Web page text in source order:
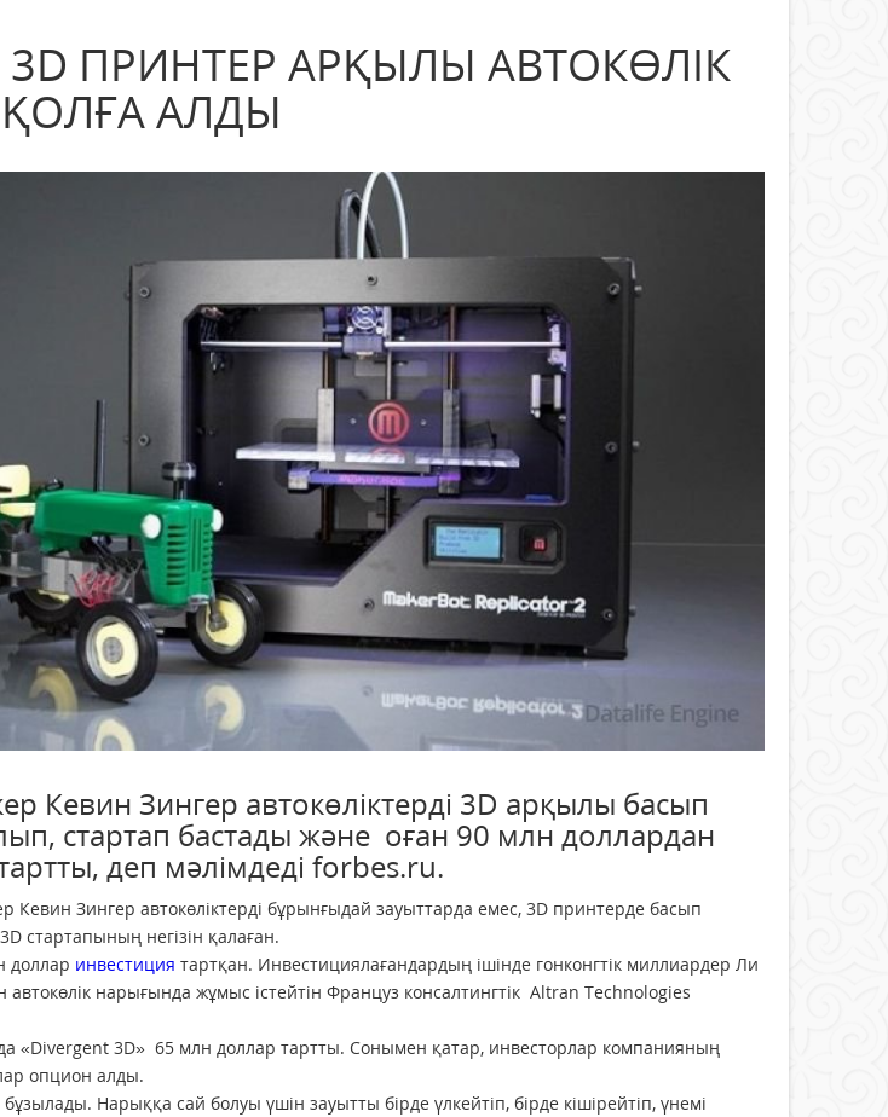
ПРИНТЕР АРҚЫЛЫ АВТОКӨЛІК
АЛДЫ
Кевин Зингер автокөліктерді 3D арқылы басып
стартап бастады және оған 90 млн доллардан
деп мәлімдеді forbes.ru.
Кевин Зингер автокөліктерді бұрынғыдай зауыттарда емес, 3D принтерде басып
стартапының негізін қалаған.
доллар инвестиция тартқан. Инвестициялағандардың ішінде гонконгтік миллиардер Ли
нарығында жұмыс істейтін Француз консалтингтік Altran Technologies
«Divergent 3D» 65 млн доллар тартты. Сонымен қатар, инвесторлар компанияның
опцион алды.
бұзылады. Нарыққа сай болуы үшін зауытты бірде үлкейтіп, бірде кішірейтіп, үнемі